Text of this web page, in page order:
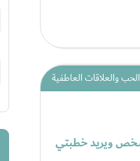
الحب والعلاقات العاطفية
ويريد خطبتي